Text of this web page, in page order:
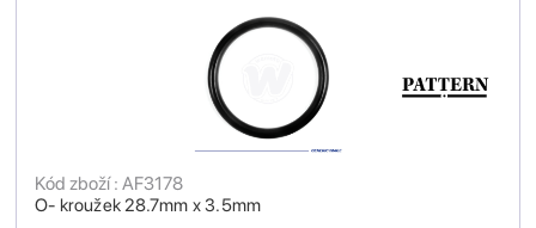
O- kroužek 28.7mm x 3.5mm
Kód zboží : AF3178